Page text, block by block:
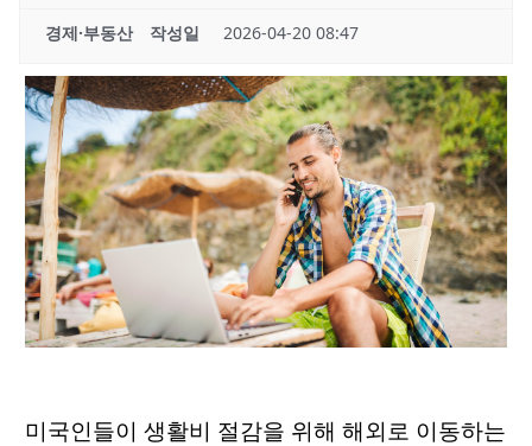
경제·부동산 작성일 2026-04-20 08:47
미국인들이 생활비 절감을 위해 해외로 이동하는